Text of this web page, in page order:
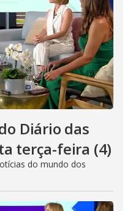
Diário das
terça-feira (4)
do mundo dos